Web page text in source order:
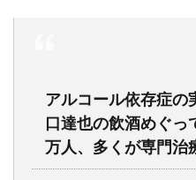
アルコール依存症の
口達也の飲酒めぐっ
万人、多くが専門治